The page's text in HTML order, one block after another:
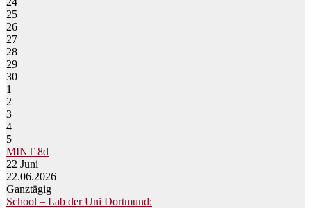
25
26
27
28
29
30
1
2
3
4
5
MINT 8d
22 Juni
22.06.2026
Ganztägig
School – Lab der Uni Dortmund: